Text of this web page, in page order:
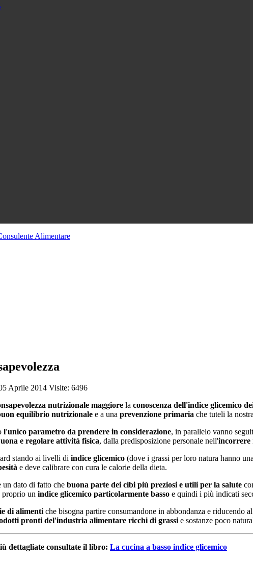
Aprile 2014 Visite: 6496
nutrizionale maggiore la conoscenza dell'indice glicemico
equilibrio nutrizionale e a una prevenzione primaria che tuteli la
l'unico parametro da prendere in considerazione, in parallelo vanno
e regolare attività fisica, dalla predisposizione personale nell'incorrere
stando ai livelli di indice glicemico (dove i grassi per loro natura hanno
e deve calibrare con cura le calorie della dieta.
un dato di fatto che buona parte dei cibi più preziosi e utili per la salute
proprio un indice glicemico particolarmente basso e quindi i più indicati
di alimentiche bisogna partire consumandone in abbondanza e riducendo
pronti del'industria alimentare ricchi di grassie sostanze poco
dettagliate consultate il libro: La cucina a basso indice glicemico